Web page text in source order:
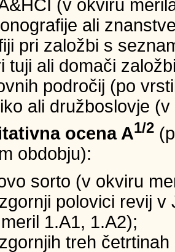
(v okviru
ali
pri založbi s
tuji ali domači
področij (po
ali družboslovje
ocena A1/2
obdobju):
sorto (v okviru
polovici revij
1.A1, 1.A2);
treh